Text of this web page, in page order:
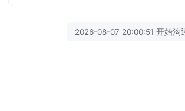
2026-08-07 20:00:51 开始沟